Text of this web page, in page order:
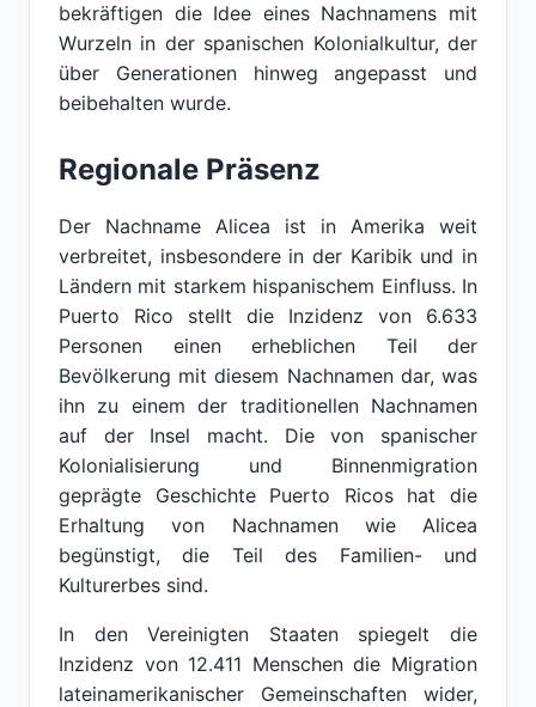
bekräftigen die Idee eines Nachnamens mit
Wurzeln in der spanischen Kolonialkultur, der
über Generationen hinweg angepasst und
beibehalten wurde.
Regionale Präsenz
Der Nachname Alicea ist in Amerika weit
verbreitet, insbesondere in der Karibik und in
Ländern mit starkem hispanischem Einfluss. In
Puerto Rico stellt die Inzidenz von 6.633
Personen einen erheblichen Teil der
Bevölkerung mit diesem Nachnamen dar, was
ihn zu einem der traditionellen Nachnamen
auf der Insel macht. Die von spanischer
Kolonialisierung und Binnenmigration
geprägte Geschichte Puerto Ricos hat die
Erhaltung von Nachnamen wie Alicea
begünstigt, die Teil des Familien- und
Kulturerbes sind.
In den Vereinigten Staaten spiegelt die
Inzidenz von 12.411 Menschen die Migration
lateinamerikanischer Gemeinschaften wider,